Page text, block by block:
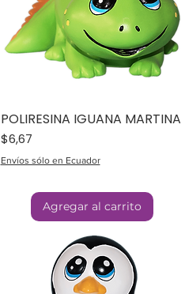
POLIRESINA IGUANA MARTINA
Precio
$6,67
Envíos sólo en Ecuador
Agregar al carrito